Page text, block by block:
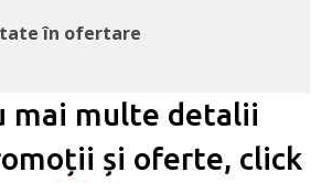
în ofertare
mai multe detalii
și oferte, click